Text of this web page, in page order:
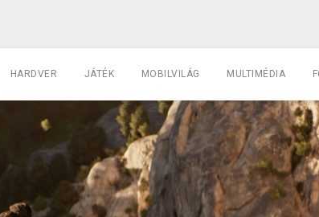
HARDVER JÁTÉK MOBILVILÁG MULTIMÉDIA